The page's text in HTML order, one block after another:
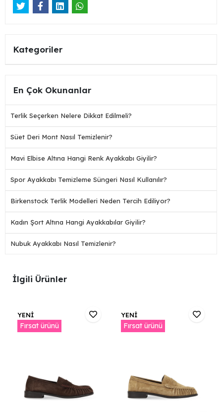
Kategoriler
En Çok Okunanlar
Terlik Seçerken Nelere Dikkat Edilmeli?
Süet Deri Mont Nasıl Temizlenir?
Mavi Elbise Altına Hangi Renk Ayakkabı Giyilir?
Spor Ayakkabı Temizleme Süngeri Nasıl Kullanılır?
Birkenstock Terlik Modelleri Neden Tercih Ediliyor?
Kadın Şort Altına Hangi Ayakkabılar Giyilir?
Nubuk Ayakkabı Nasıl Temizlenir?
İlgili Ürünler
YENİ
Fırsat ürünü
YENİ
Fırsat ürünü